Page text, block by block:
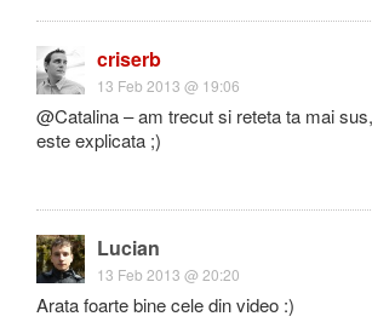
criserb
13 Feb 2013 @ 19:06
@Catalina – am trecut si reteta ta mai
este explicata ;)
Lucian
13 Feb 2013 @ 20:20
Arata foarte bine cele din video :)